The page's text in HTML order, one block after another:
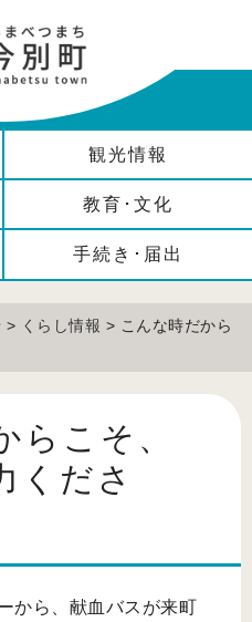
観光情報
教育･文化
手続き･届出
> くらし情報 > こんな時だから
らこそ、
くださ
から、献血バスが来町